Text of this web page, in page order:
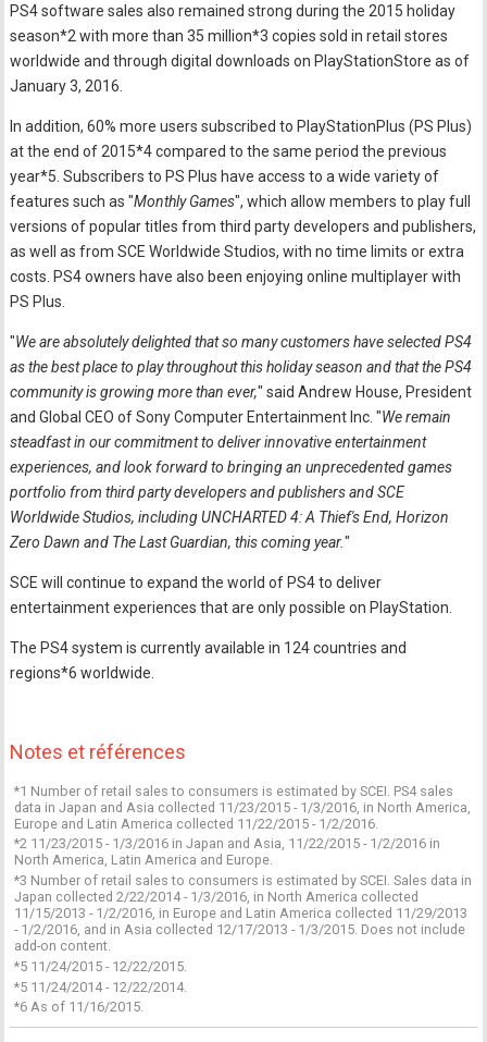
PS4 software sales also remained strong during the 2015 holiday
season*2 with more than 35 million*3 copies sold in retail stores
worldwide and through digital downloads on PlayStationStore as of
January 3, 2016.
In addition, 60% more users subscribed to PlayStationPlus (PS Plus)
at the end of 2015*4 compared to the same period the previous
year*5. Subscribers to PS Plus have access to a wide variety of
features such as "Monthly Games", which allow members to play full
versions of popular titles from third party developers and publishers,
as well as from SCE Worldwide Studios, with no time limits or extra
costs. PS4 owners have also been enjoying online multiplayer with
PS Plus.
"We are absolutely delighted that so many customers have selected PS4
as the best place to play throughout this holiday season and that the PS4
community is growing more than ever," said Andrew House, President
and Global CEO of Sony Computer Entertainment Inc. "We remain
steadfast in our commitment to deliver innovative entertainment
experiences, and look forward to bringing an unprecedented games
portfolio from third party developers and publishers and SCE
Worldwide Studios, including UNCHARTED 4: A Thief's End, Horizon
Zero Dawn and The Last Guardian, this coming year."
SCE will continue to expand the world of PS4 to deliver
entertainment experiences that are only possible on PlayStation.
The PS4 system is currently available in 124 countries and
regions*6 worldwide.
Notes et références
*1 Number of retail sales to consumers is estimated by SCEI. PS4 sales
data in Japan and Asia collected 11/23/2015 - 1/3/2016, in North America,
Europe and Latin America collected 11/22/2015 - 1/2/2016.
*2 11/23/2015 - 1/3/2016 in Japan and Asia, 11/22/2015 - 1/2/2016 in
North America, Latin America and Europe.
*3 Number of retail sales to consumers is estimated by SCEI. Sales data in
Japan collected 2/22/2014 - 1/3/2016, in North America collected
11/15/2013 - 1/2/2016, in Europe and Latin America collected 11/29/2013
- 1/2/2016, and in Asia collected 12/17/2013 - 1/3/2015. Does not include
add-on content.
*5 11/24/2015 - 12/22/2015.
*5 11/24/2014 - 12/22/2014.
*6 As of 11/16/2015.